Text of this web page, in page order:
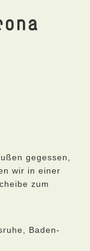
gegessen,
wir in einer
zum
Baden-